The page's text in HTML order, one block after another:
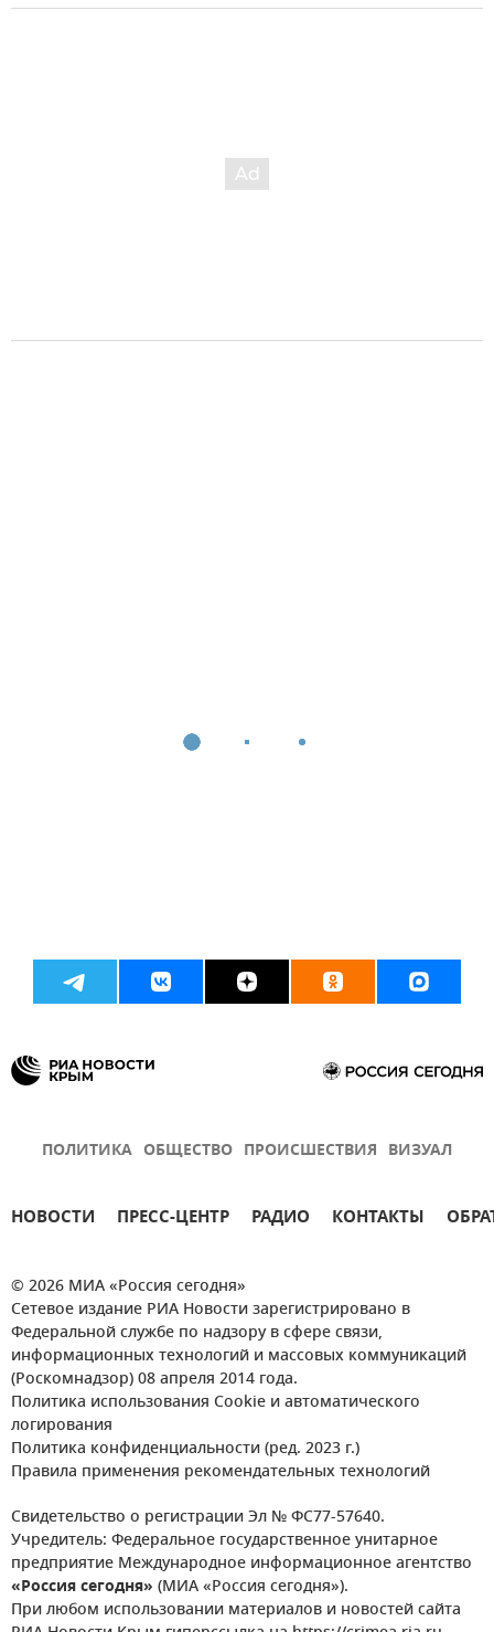
ПОЛИТИКА ОБЩЕСТВО ПРОИСШЕСТВИЯ ВИЗУАЛ
НОВОСТИ ПРЕСС-ЦЕНТР РАДИО КОНТАКТЫ
© 2026 МИА «Россия сегодня»
Сетевое издание РИА Новости зарегистрировано в
Федеральной службе по надзору в сфере связи,
информационных технологий и массовых коммуникаций
(Роскомнадзор) 08 апреля 2014 года.
Политика использования Cookie и автоматического
логирования
Политика конфиденциальности (ред. 2023 г.)
Правила применения рекомендательных технологий
Свидетельство о регистрации Эл № ФС77-57640.
Учредитель: Федеральное государственное унитарное
предприятие Международное информационное агентство
«Россия сегодня» (МИА «Россия сегодня»).
При любом использовании материалов и новостей сайта